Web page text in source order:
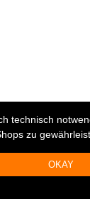
technisch
zu
OKAY